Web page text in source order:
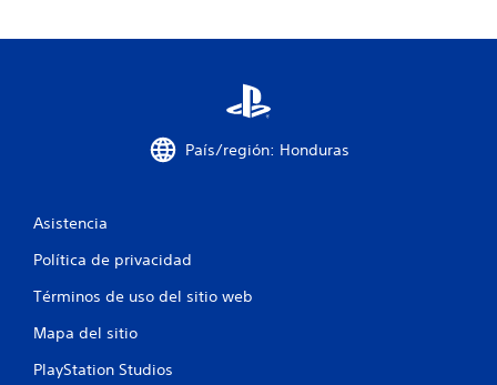
País/región: Honduras
Asistencia
Política de privacidad
Términos de uso del sitio web
Mapa del sitio
PlayStation Studios